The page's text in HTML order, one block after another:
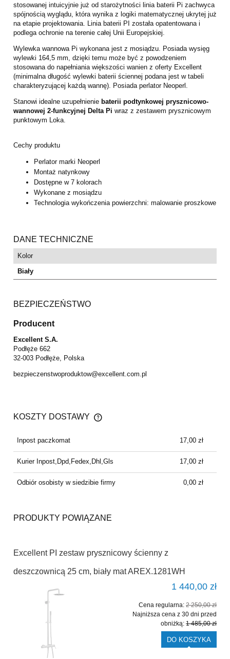
stosowanej intuicyjnie już od starożytności linia baterii Pi zachwyca
spójnością wyglądu, która wynika z logiki matematycznej ukrytej już
na etapie projektowania. Linia baterii PI została opatentowana i
podlega ochronie na terenie całej Unii Europejskiej.
Wylewka wannowa Pi wykonana jest z mosiądzu. Posiada wysięg
wylewki 164,5 mm, dzięki temu może być z powodzeniem
stosowana do napełniania większości wanien z oferty Excellent
(minimalna długość wylewki baterii ściennej podana jest w tabeli
charakteryzującej każdą wannę). Posiada perlator Neoperl.
Stanowi idealne uzupełnienie baterii podtynkowej prysznicowo-
wannowej 2-funkcyjnej Delta Pi wraz z zestawem prysznicowym
punktowym Loka.
Cechy produktu
Perlator marki Neoperl
Montaż natynkowy
Dostępne w 7 kolorach
Wykonane z mosiądzu
Technologia wykończenia powierzchni: malowanie proszkowe
DANE TECHNICZNE
Kolor
Biały
BEZPIECZEŃSTWO
Producent
Excellent S.A.
Podłęże 662
32-003 Podłęże, Polska
bezpieczenstwoproduktow@excellent.com.pl
KOSZTY DOSTAWY
CENA NIE ZAWIERA EWENTUALNYCH KOSZTÓW
Inpost paczkomat
17,00 zł
Kurier Inpost,Dpd,Fedex,Dhl,Gls 17,00 zł
Odbiór osobisty w siedzibie firmy 0,00 zł
PRODUKTY POWIĄZANE
Excellent PI zestaw prysznicowy ścienny z
deszczownicą 25 cm, biały mat AREX.1281WH
1 440,00 zł
Cena regularna: 2 250,00 zł
Najniższa cena z 30 dni przed
obniżką: 1 485,00 zł
DO KOSZYKA